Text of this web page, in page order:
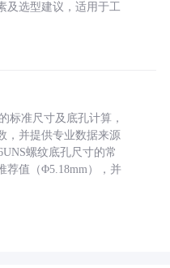
及选型建议，适用于工
标准尺寸及底孔计算，
，并提供专业数据来源
螺纹底孔尺寸的常
荐值（Φ5.18mm），并